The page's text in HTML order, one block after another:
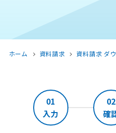
ホーム 資料請求 資料請求 ダ
01
入力
02
確